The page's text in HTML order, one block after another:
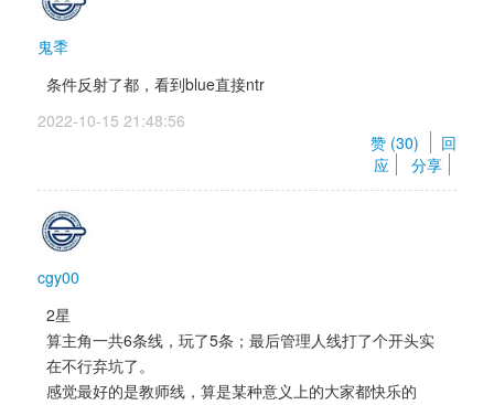
鬼秊
条件反射了都，看到blue直接ntr
2022-10-15 21:48:56
赞 (30)
回
应
分享
cgy00
2星
算主角一共6条线，玩了5条；最后管理人线打了个开头实
在不行弃坑了。
感觉最好的是教师线，算是某种意义上的大家都快乐的